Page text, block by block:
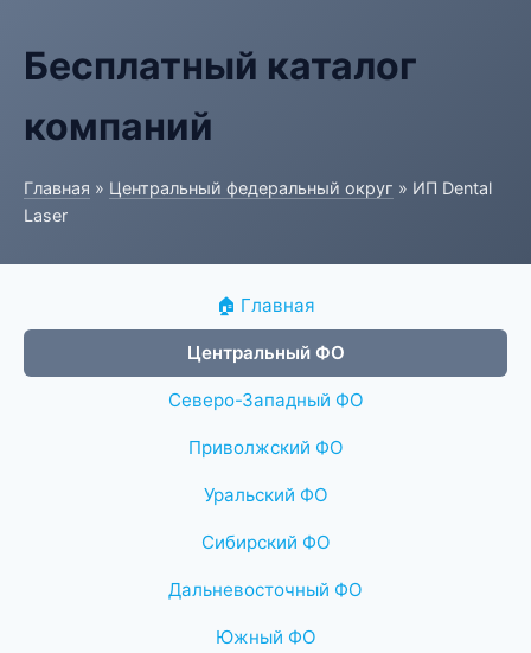
Бесплатный каталог
компаний
Главная » Центральный федеральный округ » ИП Dental
Laser
🏠 Главная
Центральный ФО
Северо-Западный ФО
Приволжский ФО
Уральский ФО
Сибирский ФО
Дальневосточный ФО
Южный ФО